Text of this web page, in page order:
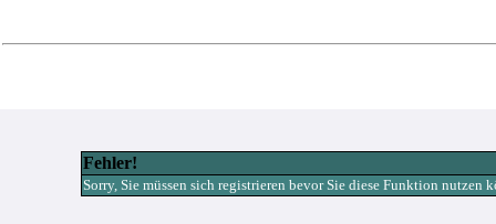
Fehler!
Sorry, Sie müssen sich registrieren bevor Sie diese Funktion nutzen